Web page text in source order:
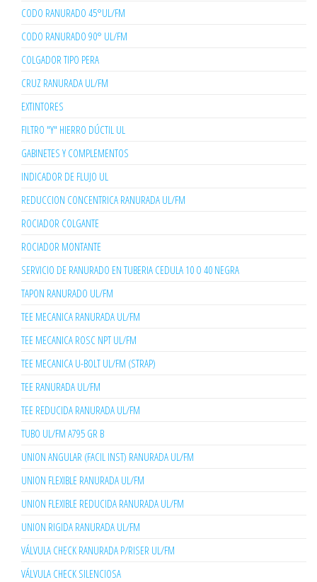
CODO RANURADO 45°UL/FM
CODO RANURADO 90° UL/FM
COLGADOR TIPO PERA
CRUZ RANURADA UL/FM
EXTINTORES
FILTRO "Y" HIERRO DÚCTIL UL
GABINETES Y COMPLEMENTOS
INDICADOR DE FLUJO UL
REDUCCION CONCENTRICA RANURADA UL/FM
ROCIADOR COLGANTE
ROCIADOR MONTANTE
SERVICIO DE RANURADO EN TUBERIA CEDULA 10 O 40 NEGRA
TAPON RANURADO UL/FM
TEE MECANICA RANURADA UL/FM
TEE MECANICA ROSC NPT UL/FM
TEE MECANICA U-BOLT UL/FM (STRAP)
TEE RANURADA UL/FM
TEE REDUCIDA RANURADA UL/FM
TUBO UL/FM A795 GR B
UNION ANGULAR (FACIL INST) RANURADA UL/FM
UNION FLEXIBLE RANURADA UL/FM
UNION FLEXIBLE REDUCIDA RANURADA UL/FM
UNION RIGIDA RANURADA UL/FM
VÁLVULA CHECK RANURADA P/RISER UL/FM
VÁLVULA CHECK SILENCIOSA